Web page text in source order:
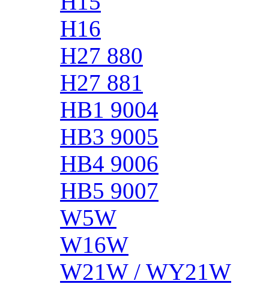
H16
H27 880
H27 881
HB1 9004
HB3 9005
HB4 9006
HB5 9007
W5W
W16W
W21W / WY21W